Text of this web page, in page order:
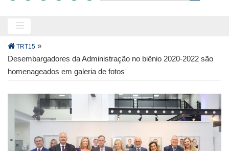
Trilha
de
navegação
TRT15 »
Desembargadores da Administração no biênio 2020-2022 são
homenageados em galeria de fotos